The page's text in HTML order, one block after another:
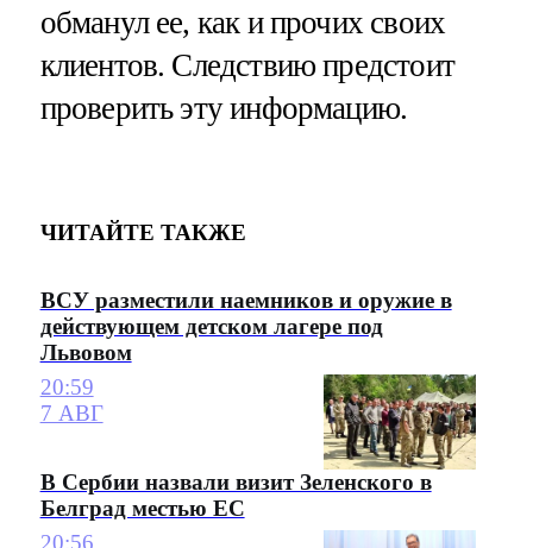
обманул ее, как и прочих своих
клиентов. Следствию предстоит
проверить эту информацию.
ЧИТАЙТЕ ТАКЖЕ
ВСУ разместили наемников и оружие в
действующем детском лагере под
Львовом
20:59
7 АВГ
В Сербии назвали визит Зеленского в
Белград местью ЕС
20:56